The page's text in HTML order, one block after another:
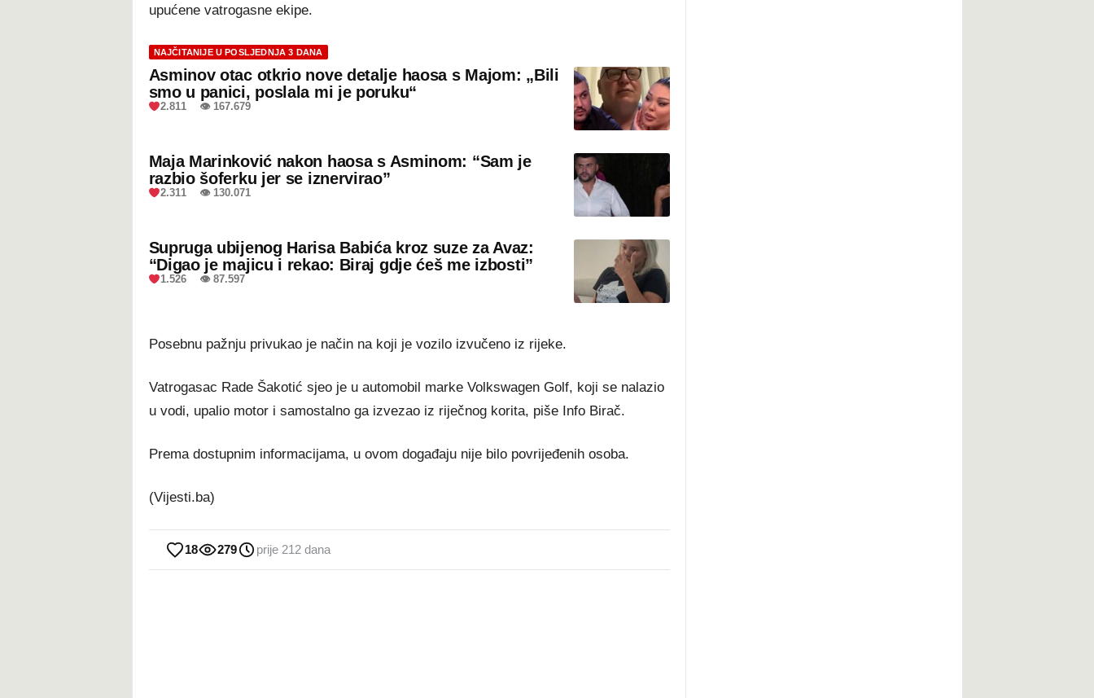
upućene vatrogasne ekipe.
NAJČITANIJE U POSLJEDNJA 3 DANA
Asminov otac otkrio nove detalje haosa s Majom: „Bili
smo u panici, poslala mi je poruku“
2.811 👁 167.679
Maja Marinković nakon haosa s Asminom: “Sam je
razbio šoferku jer se iznervirao”
2.311 👁 130.071
Supruga ubijenog Harisa Babića kroz suze za Avaz:
“Digao je majicu i rekao: Biraj gdje ćeš me izbosti”
1.526 👁 87.597
Posebnu pažnju privukao je način na koji je vozilo izvučeno iz rijeke.
Vatrogasac Rade Šakotić sjeo je u automobil marke Volkswagen Golf, koji se nalazio
u vodi, upalio motor i samostalno ga izvezao iz riječnog korita, piše Info Birač.
Prema dostupnim informacijama, u ovom događaju nije bilo povrijeđenih osoba.
(Vijesti.ba)
18 279 prije 212 dana